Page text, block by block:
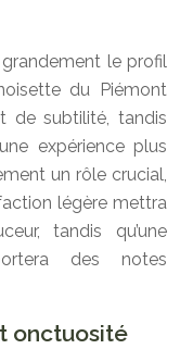
le profil
du Piémont
de subtilité, tandis
expérience plus
un rôle crucial,
légère mettra
tandis qu’une
des notes
onctuosité